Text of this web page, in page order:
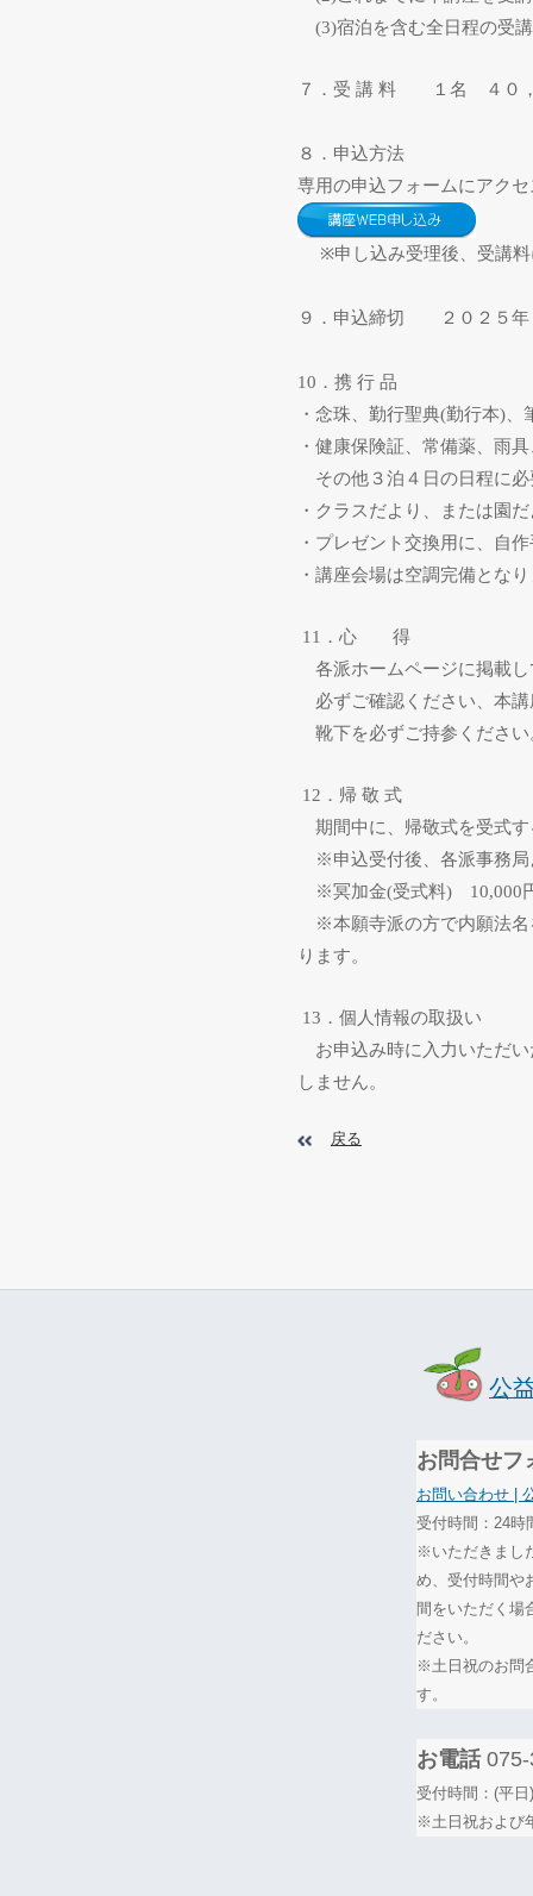
(3)宿泊を含む全日程の受
７．受 講 料 １名 ４０
８．申込方法
専用の申込フォームにアク
※申し込み受理後、受講
９．申込締切 ２０２５年
10 ．携 行 品
・念珠、勤行聖典(勤行本)
・健康保険証、常備薬、雨
その他３泊４日の日程に必
・クラスだより、または園
・プレゼント交換用に、自
・講座会場は空調完備とな
11 ．心 得
各派ホームページに掲載
必ずご確認ください、本講
靴下を必ずご持参くだ
12 ．帰 敬 式
期間中に、帰敬式を受式す
※申込受付後、各派事務局
※冥加金(受式料) 10,000
※本願寺派の方で内願法名
ります。
13 ．個人情報の取扱い
お申込み時に入力いただい
しません。
戻る
公
お問合せフ
お問い合わせ |
受付時間：24時
※いただきまし
め、受付時間や
間をいただく場
ださい。
※土日祝のお問
す。
お電話075-
受付時間：(平
※土日祝および